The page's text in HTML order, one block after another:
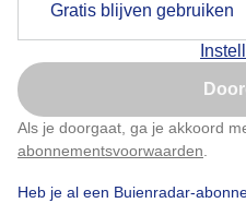
Gratis blijven gebruiken
Als je doorgaat, ga je akkoord
abonnementsvoorwaarden
Heb je al een Buienradar-
Door: Jan Simmes Gemaakt: 10-
#kerst
Nu niet,
Klik hierom dit